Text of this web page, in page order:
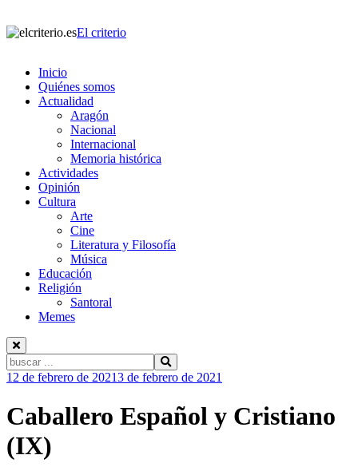
El criterio
Inicio
Quiénes somos
Actualidad
Aragón
Nacional
Internacional
Memoria histórica
Actividades
Opinión
Cultura
Arte
Cine
Literatura y Filosofía
Música
Educación
Religión
Santoral
Memes
Buscar:
Ir
contenido
12 de febrero de 20213 de febrero de 2021
Caballero Español y Cristiano
(IX)